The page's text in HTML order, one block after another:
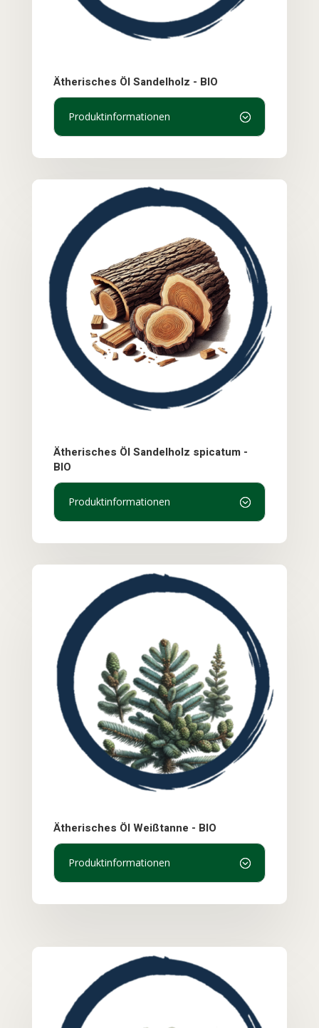
Ätherisches Öl Sandelholz - BIO
Produktinformationen
Ätherisches Öl Sandelholz spicatum -
BIO
Produktinformationen
Ätherisches Öl Weißtanne - BIO
Produktinformationen